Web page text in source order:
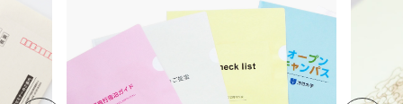
封筒をサイズ
から探す
封筒を紙・特徴
から探す
長3封筒
A4横3つ折
長3窓封筒
A4横3つ折
120×235
B5横3つ折
90×205